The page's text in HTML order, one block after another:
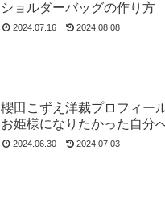
ショルダーバッグの作り方
2024.07.16 2024.08.08
櫻田こずえ洋裁プロフィー
お姫様になりたかった自分
2024.06.30 2024.07.03